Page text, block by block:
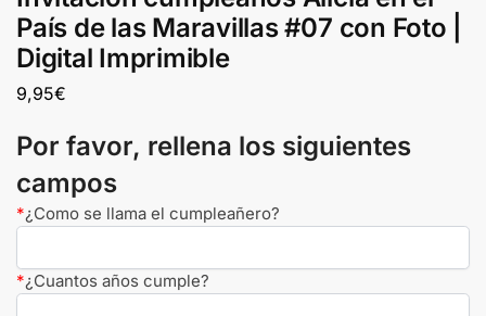
País de las Maravillas #07 con Foto |
Digital Imprimible
9,95€
Por favor, rellena los siguientes
campos
*¿Como se llama el cumpleañero?
*¿Cuantos años cumple?